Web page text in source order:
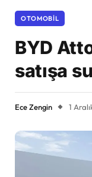
OTOMOBIL
BYD
satışa
Ece Zengin 1